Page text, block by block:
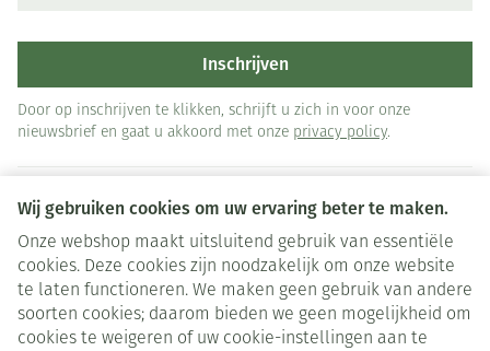
Wij gebruiken cookies om uw ervaring beter te maken.
Onze webshop maakt uitsluitend gebruik van essentiële
cookies. Deze cookies zijn noodzakelijk om onze website
te laten functioneren. We maken geen gebruik van andere
soorten cookies; daarom bieden we geen mogelijkheid om
cookies te weigeren of uw cookie-instellingen aan te
Inschrijven
Door op inschrijven te klikken, schrijft u zich in voor onze
nieuwsbrief en gaat u akkoord met onze privacy policy.